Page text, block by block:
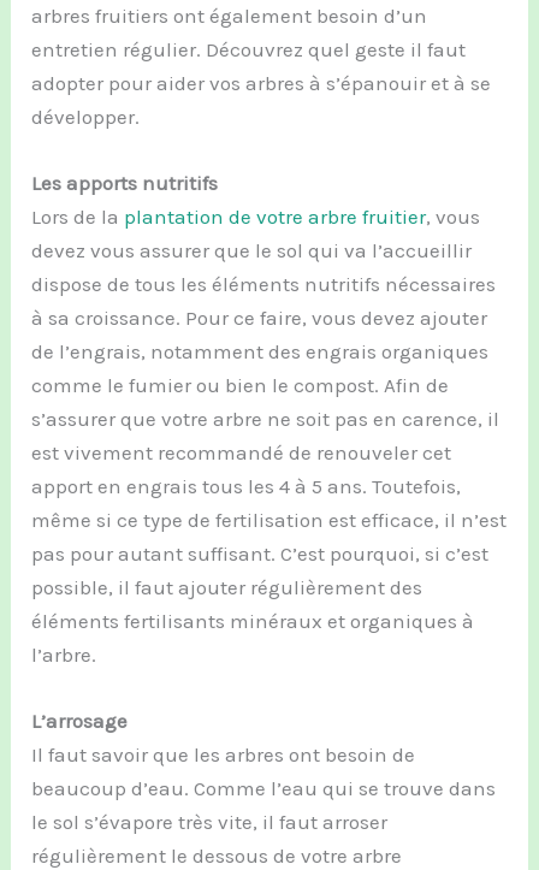
arbres fruitiers ont également besoin d’un
entretien régulier. Découvrez quel geste il faut
adopter pour aider vos arbres à s’épanouir et à se
développer.
Les apports nutritifs
Lors de la plantation de votre arbre fruitier, vous
devez vous assurer que le sol qui va l’accueillir
dispose de tous les éléments nutritifs nécessaires
à sa croissance. Pour ce faire, vous devez ajouter
de l’engrais, notamment des engrais organiques
comme le fumier ou bien le compost. Afin de
s’assurer que votre arbre ne soit pas en carence, il
est vivement recommandé de renouveler cet
apport en engrais tous les 4 à 5 ans. Toutefois,
même si ce type de fertilisation est efficace, il n’est
pas pour autant suffisant. C’est pourquoi, si c’est
possible, il faut ajouter régulièrement des
éléments fertilisants minéraux et organiques à
l’arbre.
L’arrosage
Il faut savoir que les arbres ont besoin de
beaucoup d’eau. Comme l’eau qui se trouve dans
le sol s’évapore très vite, il faut arroser
régulièrement le dessous de votre arbre